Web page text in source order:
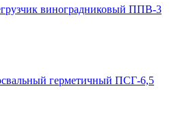
виноградниковый ППВ-3
герметичный ПСГ-6,5